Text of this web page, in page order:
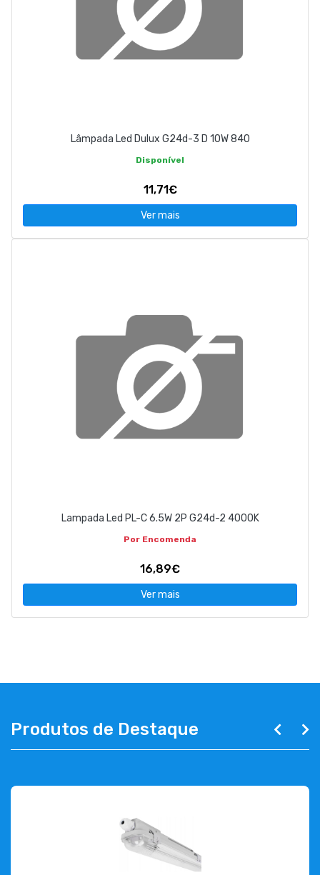
Lâmpada Led Dulux G24d-3 D 10W 840
Disponível
11,71€
Ver mais
Lampada Led PL-C 6.5W 2P G24d-2 4000K
Por Encomenda
16,89€
Ver mais
Produtos de Destaque